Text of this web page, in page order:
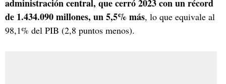
administración central, que cerró 2023 con un récord
de 1.434.090 millones, un 5,5% más, lo que equivale al
98,1% del PIB (2,8 puntos menos).